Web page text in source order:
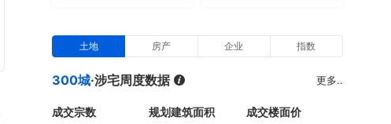
土地 房产 企业 指数
300城·涉宅周度数据 更多..
成交宗数 规划建筑面积 成交楼面价